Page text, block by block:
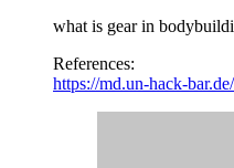
what is gear in
References:
https://md.un-hack-